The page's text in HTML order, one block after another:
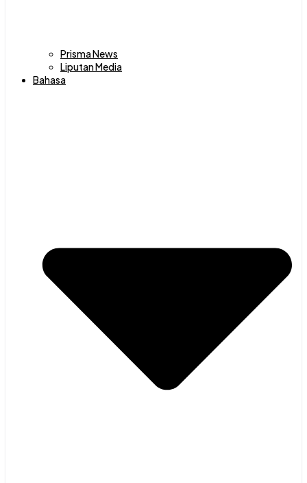
Prisma News
Liputan Media
Bahasa